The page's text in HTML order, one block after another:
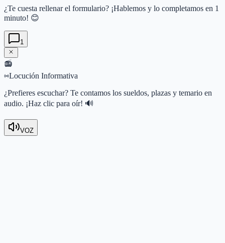
¿Te cuesta rellenar el formulario? ¡Hablemos y lo completamos en 1
minuto! 😊
1
📻
Locución Informativa
¿Prefieres escuchar? Te contamos los sueldos, plazas y temario en
audio. ¡Haz clic para oír! 🔊
VOZ